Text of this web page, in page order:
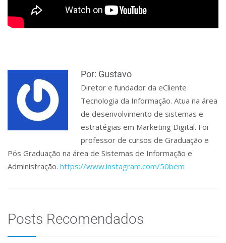
Por: Gustavo
Diretor e fundador da eCliente
Tecnologia da Informação. Atua na área
de desenvolvimento de sistemas e
estratégias em Marketing Digital. Foi
professor de cursos de Graduação e
Pós Graduação na área de Sistemas de Informação e
Administração. https://www.instagram.com/50bem
Posts Recomendados